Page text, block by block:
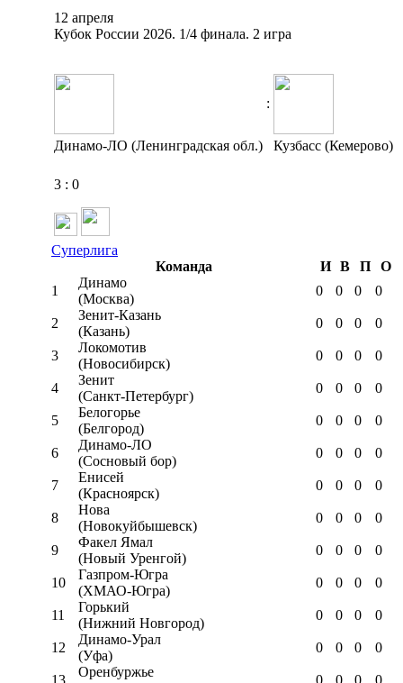
12 апреля
Кубок России 2026. 1/4 финала. 2 игра
:
Динамо-ЛО (Ленинградская обл.) Кузбасс (Кемерово)
3 : 0
Суперлига
Команда
И В П
О
1
Динамо
(Москва)
0 0 0 0
2
Зенит-Казань
(Казань)
0 0 0 0
3
Локомотив
(Новосибирск)
0 0 0 0
4
Зенит
(Санкт-Петербург)
0 0 0 0
5
Белогорье
(Белгород)
0 0 0 0
6
Динамо-ЛО
(Сосновый бор)
0 0 0 0
7
Енисей
(Красноярск)
0 0 0 0
8
Нова
(Новокуйбышевск)
0 0 0 0
9
Факел Ямал
(Новый Уренгой)
0 0 0 0
10
Газпром-Югра
(ХМАО-Югра)
0 0 0 0
11
Горький
(Нижний Новгород)
0 0 0 0
12
Динамо-Урал
(Уфа)
0 0 0 0
13
Оренбуржье
0 0 0 0